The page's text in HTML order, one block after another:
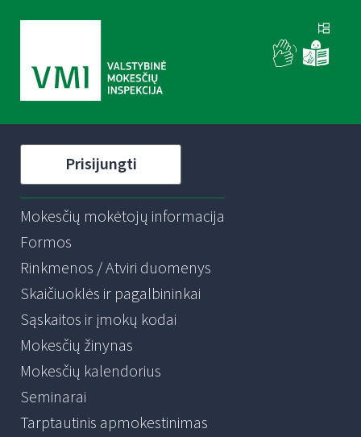
Prisijungti
Mokesčių mokėtojų informacija
Formos
Rinkmenos / Atviri duomenys
Skaičiuoklės ir pagalbininkai
Sąskaitos ir įmokų kodai
Mokesčių žinynas
Mokesčių kalendorius
Seminarai
Tarptautinis apmokestinimas